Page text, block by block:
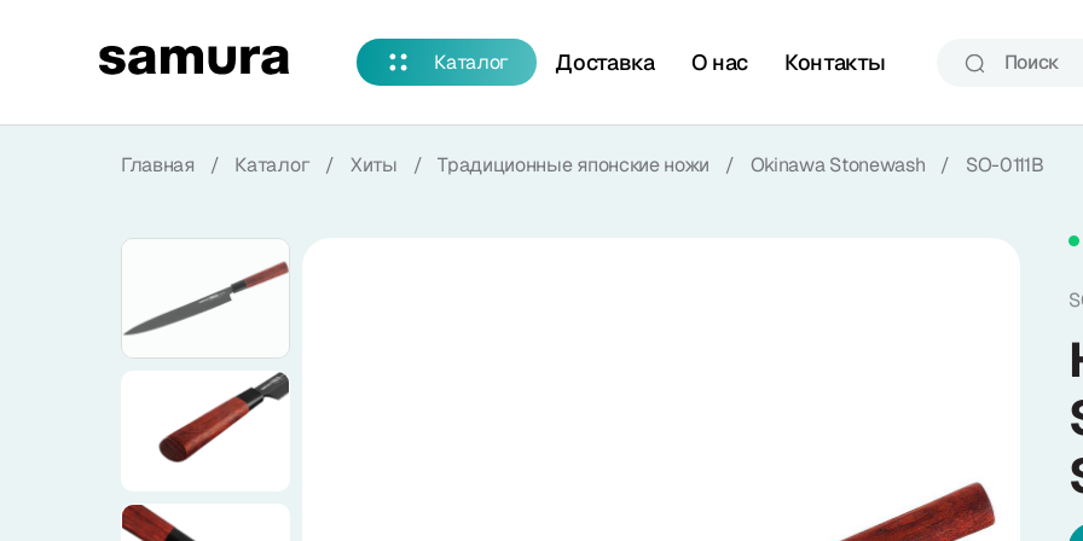
Каталог Доставка О нас Контакты
Новинки
Распродажа
Главная / Каталог / Хиты / Традиционные японские ножи / Okinawa Stonewash / SO-0111B